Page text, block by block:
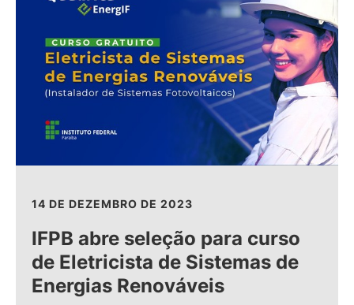
14 DE DEZEMBRO DE 2023
IFPB abre seleção para curso
de Eletricista de Sistemas de
Energias Renováveis